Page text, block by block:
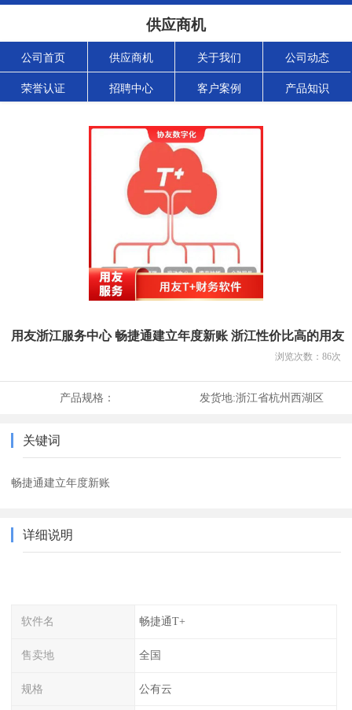
供应商机
公司首页 供应商机 关于我们 公司动态
荣誉认证 招聘中心 客户案例 产品知识
用友浙江服务中心 畅捷通建立年度新账 浙江性价比高的用友
浏览次数： 86次
产品规格： 发货地:浙江省杭州西湖区
关键词
畅捷通建立年度新账
详细说明
软件名 畅捷通T+
售卖地 全国
规格 公有云